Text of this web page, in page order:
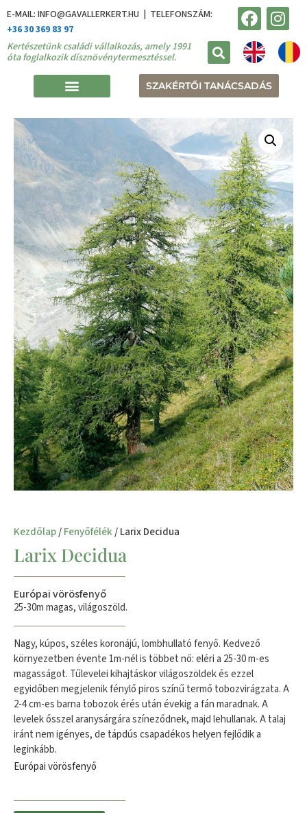
E-MAIL: INFO@GAVALLERKERT.HU | TELEFONSZÁM:
+36 30 369 83 97
Kertészetünk családi vállalkozás, amely 1991
óta foglalkozik dísznövénytermesztéssel.
SZAKÉRTŐI TANÁCSADÁS
Kezdőlap/Fenyőfélék/ Larix Decidua
Larix Decidua
Európai vörösfenyő
25-30m magas, világoszöld.
Nagy, kúpos, széles koronájú, lombhullató fenyő. Kedvező
környezetben évente 1m-nél is többet nő: eléri a 25-30 m-es
magasságot. Tűlevelei kihajtáskor világoszöldek és ezzel
egyidőben megjelenik fénylő piros színű termő tobozvirágzata. A
2-4 cm-es barna tobozok érés után évekig a fán maradnak. A
levelek ősszel aranysárgára színeződnek, majd lehullanak. A talaj
iránt nem igényes, de tápdús csapadékos helyen fejlődik a
leginkább.
Európai vörösfenyő